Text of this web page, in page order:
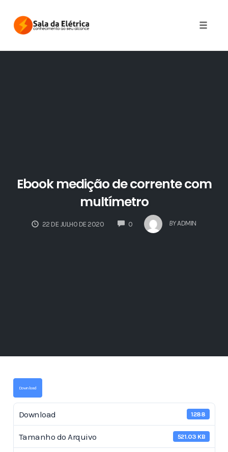
content
Ebook medição de corrente com
multímetro
22 DE JULHO DE 2020 0COMMENTS BYADMIN
Download
Download 1288
Tamanho do Arquivo 521.03 KB